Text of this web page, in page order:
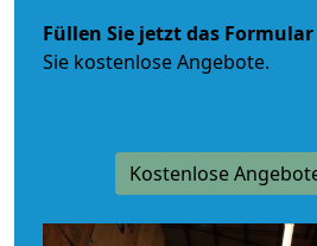
Füllen Sie jetzt das
Sie kostenlose Angebote.
Kostenlose